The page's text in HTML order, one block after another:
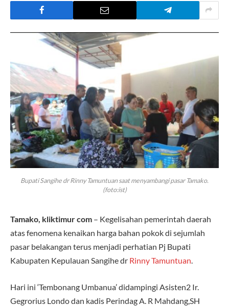
Bupati Sangihe dr Rinny Tamuntuan saat menyambangi pasar Tamako.
(foto:ist)
Tamako, kliktimur com – Kegelisahan pemerintah daerah
atas fenomena kenaikan harga bahan pokok di sejumlah
pasar belakangan terus menjadi perhatian Pj Bupati
Kabupaten Kepulauan Sangihe dr Rinny Tamuntuan.
Hari ini ‘Tembonang Umbanua’ didampingi Asisten2 Ir.
Gegrorius Londo dan kadis Perindag A. R Mahdang,SH